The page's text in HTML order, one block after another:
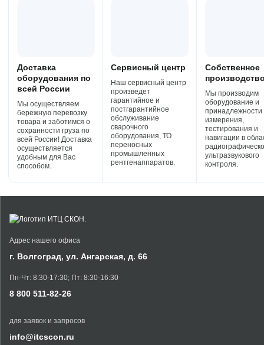
Доставка
оборудования по
всей России
Мы осуществляем
бережную перевозку
товара и заботимся о
сохранности груза по
всей России! Доставка
осуществляется
удобным для Вас
способом.
Сервисный центр
Наш сервисный центр
произведет
гарантийное и
постгарантийное
обслуживание
сварочного
оборудования, ТО
переносных
промышленных
рентгенаппаратов.
Собственное
Мы производим
оборудование и
принадлежности
измерения,
тестирования и
навигации в
ультразвукового
контроля.
Адрес нашего офиса
г. Волгоград, ул. Ангарская, д. 66
Пн-Чт: 8:30-17:30; Пт: 8:30-16:30
8 800 511-82-26
для заявок и запросов
info@itcscon.ru